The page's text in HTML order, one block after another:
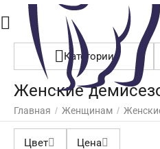
Категории
Женские
Главная / Женщинам /
Цвет Цена